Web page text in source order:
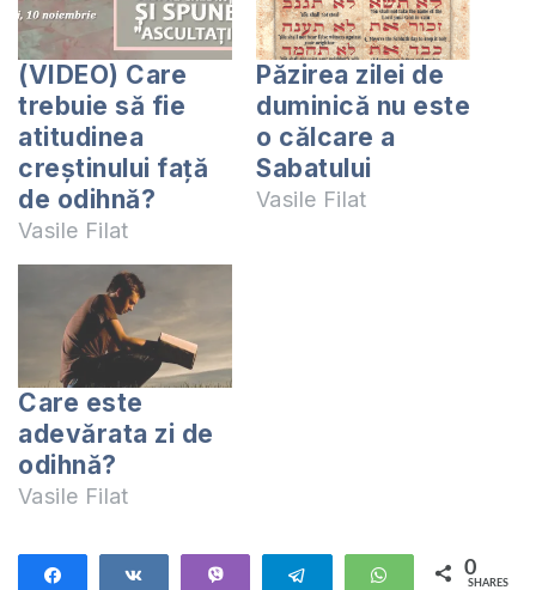
(VIDEO) Care
trebuie să fie
atitudinea
creștinului față
de odihnă?
Vasile Filat
Păzirea zilei de
duminică nu este
o călcare a
Sabatului
Vasile Filat
Care este
adevărata zi de
odihnă?
Vasile Filat
Telegram WhatsApp
0
SHARES